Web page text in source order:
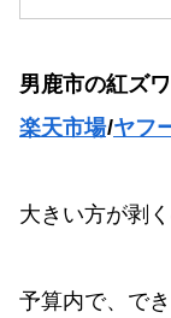
男鹿市の紅ズ
楽天市場/ヤフ
大きい方が剥
予算内で、で